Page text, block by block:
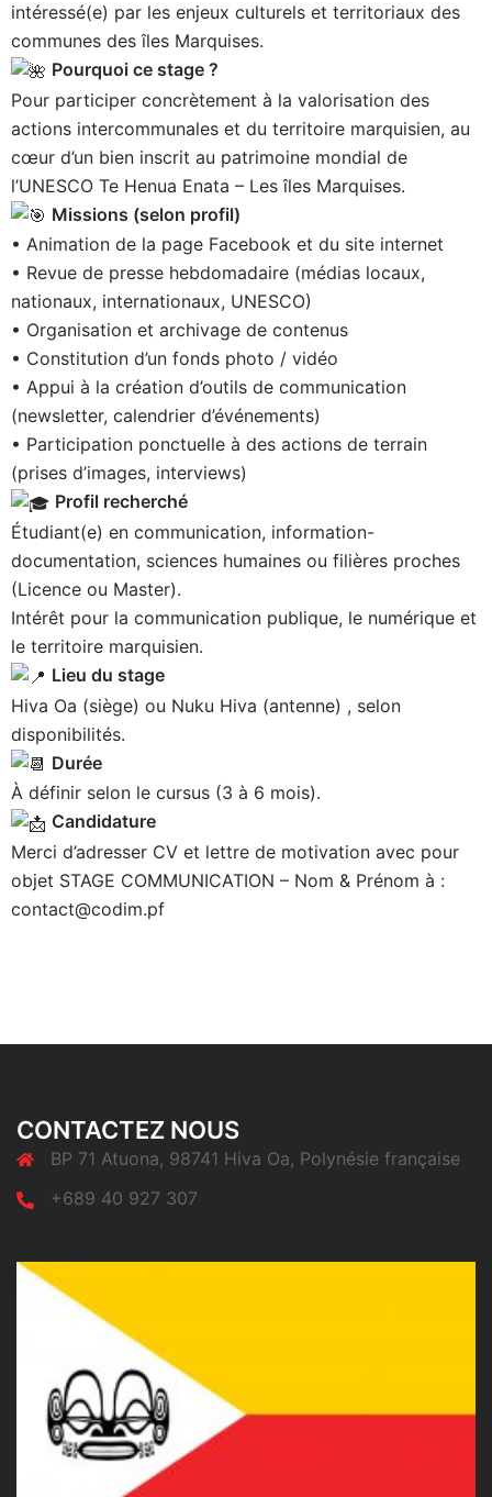
intéressé(e) par les enjeux culturels et territoriaux des
communes des îles Marquises.
Pourquoi ce stage ?
Pour participer concrètement à la valorisation des
actions intercommunales et du territoire marquisien, au
cœur d’un bien inscrit au patrimoine mondial de
l’UNESCO Te Henua Enata – Les îles Marquises.
Missions (selon profil)
• Animation de la page Facebook et du site internet
• Revue de presse hebdomadaire (médias locaux,
nationaux, internationaux, UNESCO)
• Organisation et archivage de contenus
• Constitution d’un fonds photo / vidéo
• Appui à la création d’outils de communication
(newsletter, calendrier d’événements)
• Participation ponctuelle à des actions de terrain
(prises d’images, interviews)
Profil recherché
Étudiant(e) en communication, information-
documentation, sciences humaines ou filières proches
(Licence ou Master).
Intérêt pour la communication publique, le numérique et
le territoire marquisien.
Lieu du stage
Hiva Oa (siège) ou Nuku Hiva (antenne) , selon
disponibilités.
Durée
À définir selon le cursus (3 à 6 mois).
Candidature
Merci d’adresser CV et lettre de motivation avec pour
objet STAGE COMMUNICATION – Nom & Prénom à :
contact@codim.pf
CONTACTEZ NOUS
BP 71 Atuona, 98741 Hiva Oa, Polynésie française
+689 40 927 307